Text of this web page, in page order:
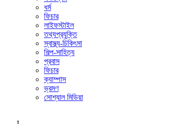
ধর্ম
ফিচার
লাইফস্টাইল
তথ্যপ্রযুক্তি
স্বাস্থ্য-চিকিৎসা
শিল্প-সাহিত্য
প্রবাস
ফিচার
ক্যাম্পাস
ভ্রমণ
সোশ্যাল মিডিয়া